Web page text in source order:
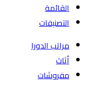
القائمة
التصنيفات
مراتب الدورا
أثاث
مفروشات